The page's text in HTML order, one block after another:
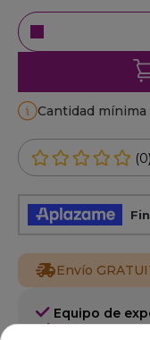
Cantidad mínima
(0)
Envío
Equipo de
Garantía